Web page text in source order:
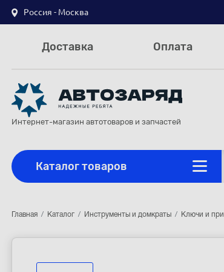
Россия - Москва
Доставка Оплата
Интернет-магазин автотоваров и запчастей
Каталог товаров
Главная Каталог Инструменты и домкраты Ключи и